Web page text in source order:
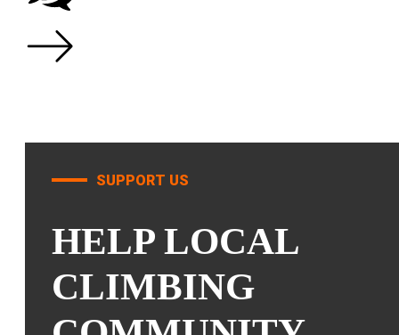
SUPPORT US
HELP LOCAL
CLIMBING